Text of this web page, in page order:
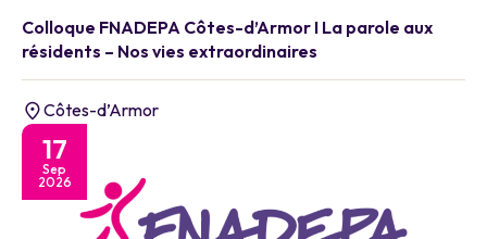
Colloque FNADEPA Côtes-d’Armor I La parole aux
résidents – Nos vies extraordinaires
Côtes-d’Armor
17
Sep
2026